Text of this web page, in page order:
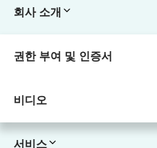
회사 소개
권한 부여 및 인증서
비디오
서비스